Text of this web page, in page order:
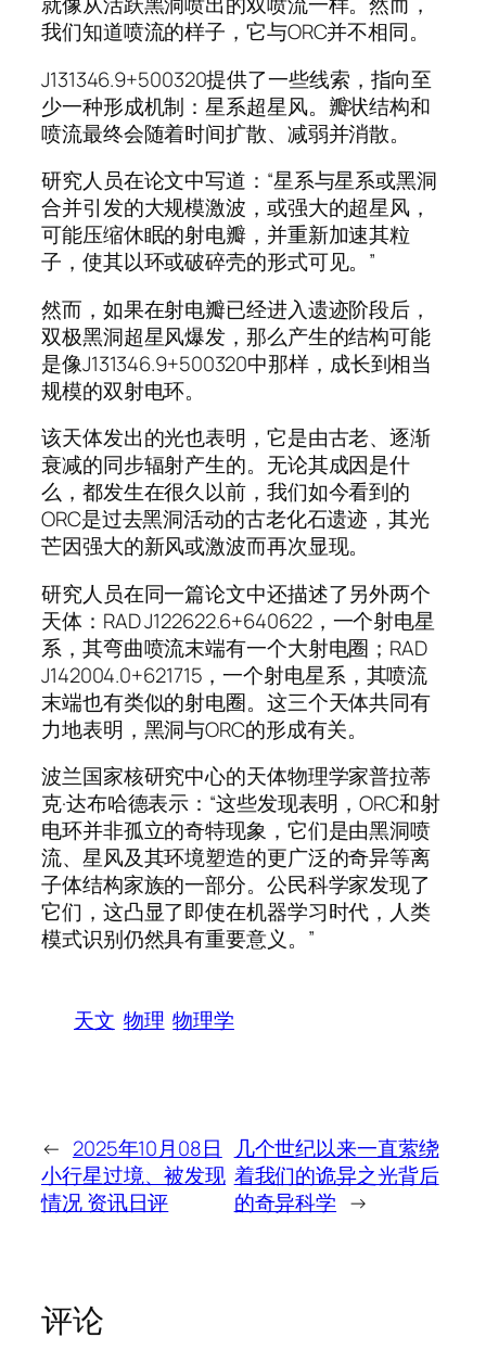
我们知道喷流的样子，它与ORC并不相同。
J131346.9+500320提供了一些线索，指向至
少一种形成机制：星系超星风。瓣状结构和
喷流最终会随着时间扩散、减弱并消散。
研究人员在论文中写道：“星系与星系或黑洞
合并引发的大规模激波，或强大的超星风，
可能压缩休眠的射电瓣，并重新加速其粒
子，使其以环或破碎壳的形式可见。”
然而，如果在射电瓣已经进入遗迹阶段后，
双极黑洞超星风爆发，那么产生的结构可能
是像J131346.9+500320中那样，成长到相当
规模的双射电环。
该天体发出的光也表明，它是由古老、逐渐
衰减的同步辐射产生的。无论其成因是什
么，都发生在很久以前，我们如今看到的
ORC是过去黑洞活动的古老化石遗迹，其光
芒因强大的新风或激波而再次显现。
研究人员在同一篇论文中还描述了另外两个
天体：RAD J122622.6+640622，一个射电星
系，其弯曲喷流末端有一个大射电圈；RAD
J142004.0+621715，一个射电星系，其喷流
末端也有类似的射电圈。这三个天体共同有
力地表明，黑洞与ORC的形成有关。
波兰国家核研究中心的天体物理学家普拉蒂
克·达布哈德表示：“这些发现表明，ORC和射
电环并非孤立的奇特现象，它们是由黑洞喷
流、星风及其环境塑造的更广泛的奇异等离
子体结构家族的一部分。公民科学家发现了
它们，这凸显了即使在机器学习时代，人类
模式识别仍然具有重要意义。”
天文 物理 物理学
← 2025年10月08日
小行星过境、被发现
情况 资讯日评
几个世纪以来一直萦绕
着我们的诡异之光背后
的奇异科学 →
评论